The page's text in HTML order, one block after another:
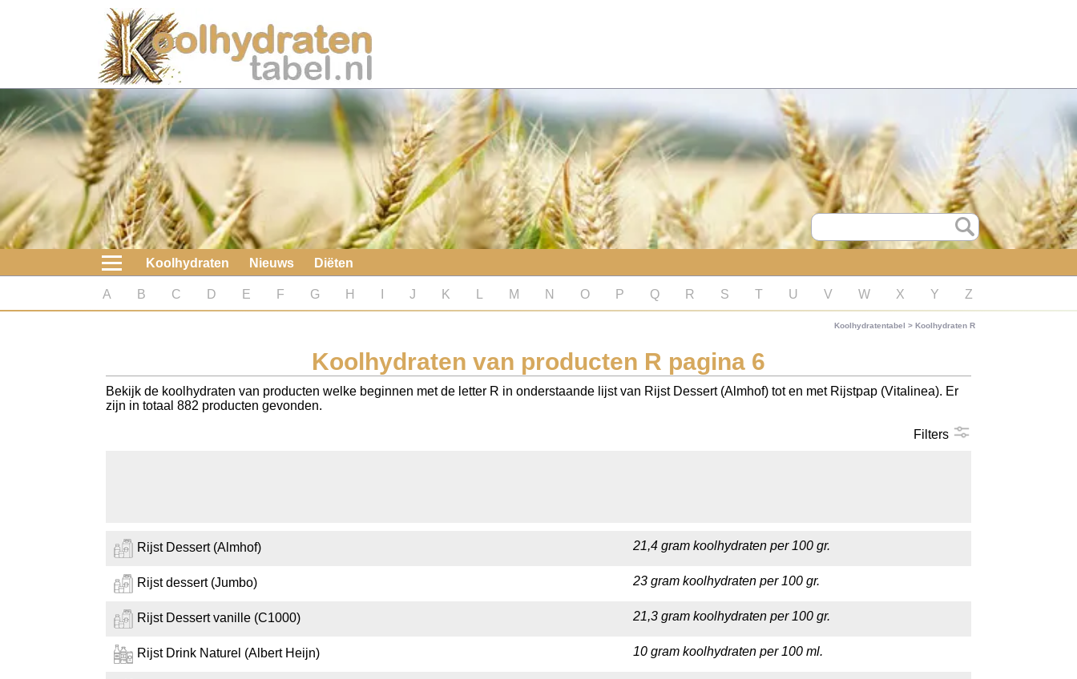
Koolhydraten
Nieuws
Koolhydraatarme diëten
Boeken
koolhydraatarme diëten
Diabetes test
Koolhydraten tellen
Koolhydraten Nieuws Diëten
A B C D E F G H J K M N O P Q R S T U V W X Y Z
Koolhydratentabel > Koolhydraten R
Koolhydraten van producten R pagina 6
Bekijk de koolhydraten van producten welke beginnen met de letter R in onderstaande lijst van Rijst Dessert (Almhof) tot en met Rijstpap (Vitalinea). Er
zijn in totaal 882 producten gevonden.
Filters
Rijst Dessert (Almhof) 21,4 gram koolhydraten per 100 gr.
Rijst dessert (Jumbo) 23 gram koolhydraten per 100 gr.
Rijst Dessert vanille (C1000) 21,3 gram koolhydraten per 100 gr.
Rijst Drink Naturel (Albert Heijn) 10 gram koolhydraten per 100 ml.